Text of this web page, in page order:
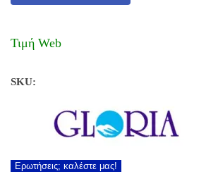
Τιμή Web
SKU:
Ερωτήσεις; καλέστε μας!